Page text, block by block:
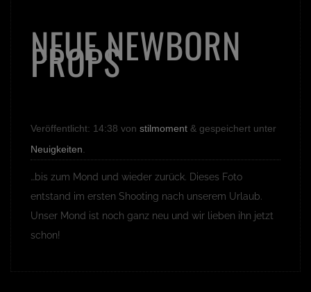
NEUE NEWBORN
PROPS
Veröffentlicht: 14:38 von stilmoment & gespeichert unter
Neuigkeiten
…bis zum Mond und wieder zurück. Dieses Foto
entstand im ersten Shooting nach unserem Urlaub.
Unser Mond ist noch ganz neu und wir lieben ihn jetzt
schon!